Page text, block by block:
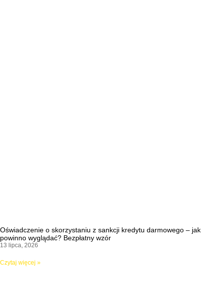
Oświadczenie o skorzystaniu z sankcji kredytu darmowego – jak
powinno wyglądać? Bezpłatny wzór
13 lipca, 2026
Czytaj więcej »